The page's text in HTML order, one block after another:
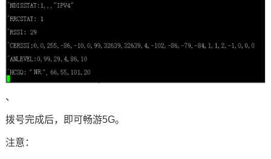
、
拨号完成后，即可畅游5G。
注意：